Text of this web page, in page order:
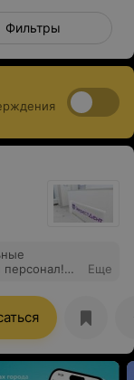
и двухэтапная
между
варианте
на шести.
и страны-
Имеются
ротовой
Фильтры
Еще